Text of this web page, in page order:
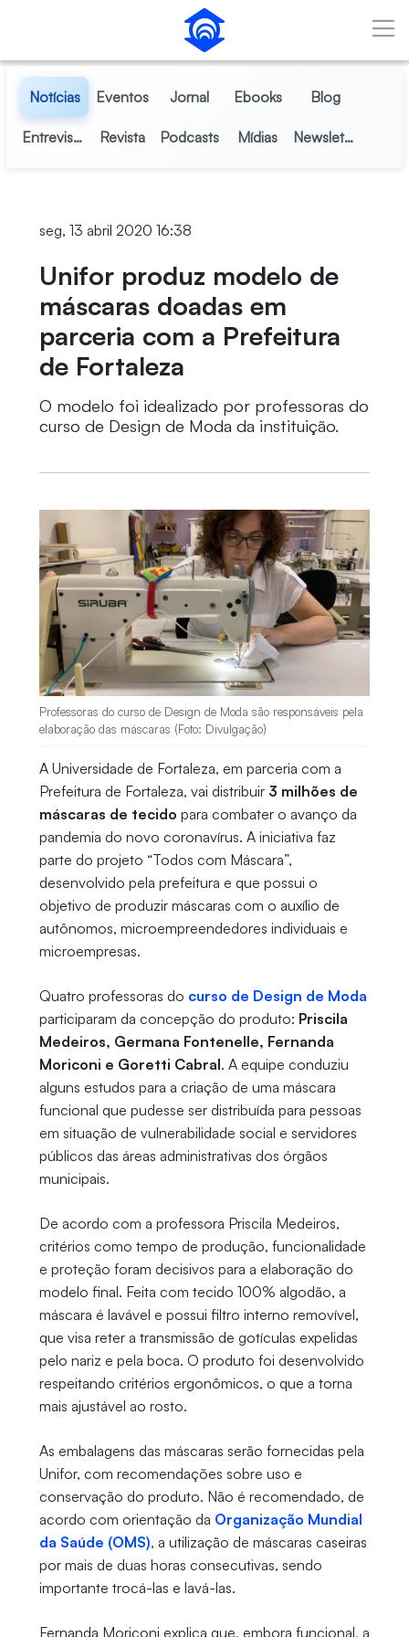
Pular para o Conteúdo principal
Notícias Eventos Jornal Ebooks Blog
Entrevistas Revista Podcasts Mídias Newsletter
seg, 13 abril 2020 16:38
Unifor produz modelo de
máscaras doadas em
parceria com a Prefeitura
de Fortaleza
O modelo foi idealizado por professoras do
curso de Design de Moda da instituição.
Professoras do curso de Design de Moda são responsáveis pela
elaboração das máscaras (Foto: Divulgação)
A Universidade de Fortaleza, em parceria com a
Prefeitura de Fortaleza, vai distribuir 3 milhões de
máscaras de tecido para combater o avanço da
pandemia do novo coronavírus. A iniciativa faz
parte do projeto “Todos com Máscara”,
desenvolvido pela prefeitura e que possui o
objetivo de produzir máscaras com o auxílio de
autônomos, microempreendedores individuais e
microempresas.
Quatro professoras do curso de Design de Moda
participaram da concepção do produto: Priscila
Medeiros, Germana Fontenelle, Fernanda
Moriconi e Goretti Cabral. A equipe conduziu
alguns estudos para a criação de uma máscara
funcional que pudesse ser distribuída para pessoas
em situação de vulnerabilidade social e servidores
públicos das áreas administrativas dos órgãos
municipais.
De acordo com a professora Priscila Medeiros,
critérios como tempo de produção, funcionalidade
e proteção foram decisivos para a elaboração do
modelo final. Feita com tecido 100% algodão, a
máscara é lavável e possui filtro interno removível,
que visa reter a transmissão de gotículas expelidas
pelo nariz e pela boca. O produto foi desenvolvido
respeitando critérios ergonômicos, o que a torna
mais ajustável ao rosto.
As embalagens das máscaras serão fornecidas pela
Unifor, com recomendações sobre uso e
conservação do produto. Não é recomendado, de
acordo com orientação da Organização Mundial
da Saúde (OMS), a utilização de máscaras caseiras
por mais de duas horas consecutivas, sendo
importante trocá-las e lavá-las.
Fernanda Moriconi explica que, embora funcional, a